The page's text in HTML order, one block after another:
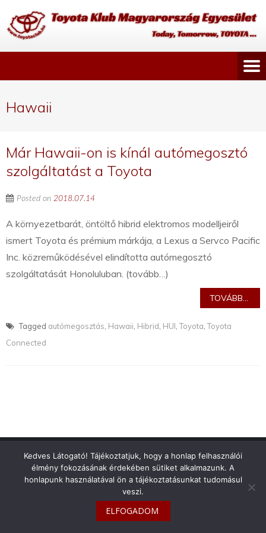
Hawaii
Már Hawaii-on is kínál autómegosztó
szolgáltatást a Toyota
Posted on 2018.07.14
A környezetbarát, öntöltő hibrid elektromos modelljeiről
ismert Toyota és prémium márkája, a Lexus a Servco Pacific
Inc. közreműködésével elindította autómegosztó
szolgáltatását Honoluluban. (tovább…)
TOVÁBB...
Tagged autómegosztás Hawaii Hibrid HUI ,Toyota ,Toyota
Connected
Copyright © 2026Toyota Klub Magyarország
Kedves Látogató! Tájékoztatjuk, hogy a honlap felhasználói
élmény fokozásának érdekében sütiket alkalmazunk. A
honlapunk használatával ön a tájékoztatásunkat tudomásul
veszi.
ELFOGADOM